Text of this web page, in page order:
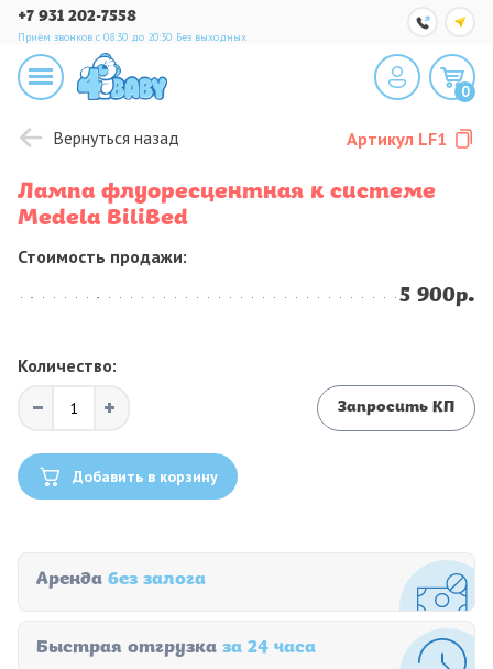
+7 931 202-7558
Приём звонков с 08:30 до 20:30 Без выходных
0
Вернуться назад Артикул LF1
Лампа флуоресцентная к системе
Medela BiliBed
Стоимость продажи:
5 900р.
Количество:
Запросить КП
Добавить в корзину
Аренда без залога
Быстрая отгрузка за 24 часа